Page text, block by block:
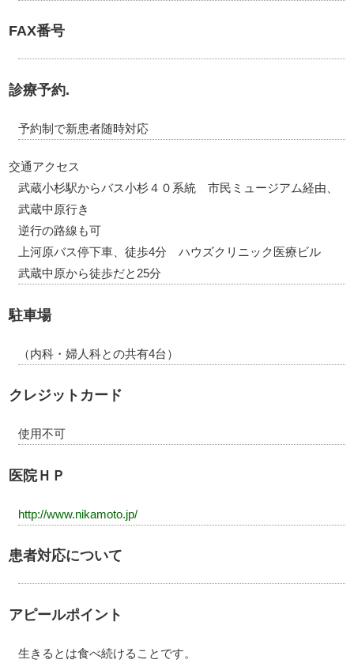
FAX番号
診療予約.
予約制で新患者随時対応
交通アクセス
武蔵小杉駅からバス小杉４０系統 市民ミュージアム経由、
武蔵中原行き
逆行の路線も可
上河原バス停下車、徒歩4分 ハウズクリニック医療ビル
武蔵中原から徒歩だと25分
駐車場
（内科・婦人科との共有4台）
クレジットカード
使用不可
医院ＨＰ
http://www.nikamoto.jp/
患者対応について
アピールポイント
生きるとは食べ続けることです。